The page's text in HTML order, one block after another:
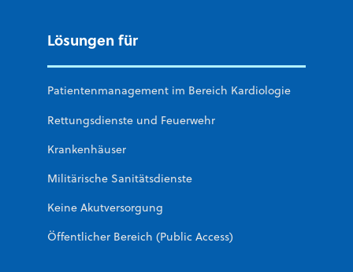
Lösungen für
Patientenmanagement im Bereich Kardiologie
Rettungsdienste und Feuerwehr
Krankenhäuser
Militärische Sanitätsdienste
Keine Akutversorgung
Öffentlicher Bereich (Public Access)